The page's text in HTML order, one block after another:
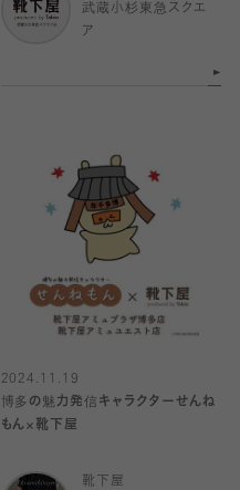
武蔵小杉東急スクエ
ア
2024.11.19
博多の魅力発信キャラクターせんね
もん×靴下屋
靴下屋